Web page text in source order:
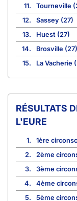
11.
Tourneville
12.
Sassey (27)
13.
Huest (27)
14.
Brosville (27)
15.
La Vacherie
L'EURE
1.
1ère
2.
2ème
3.
3ème
4.
4ème
5.
5ème